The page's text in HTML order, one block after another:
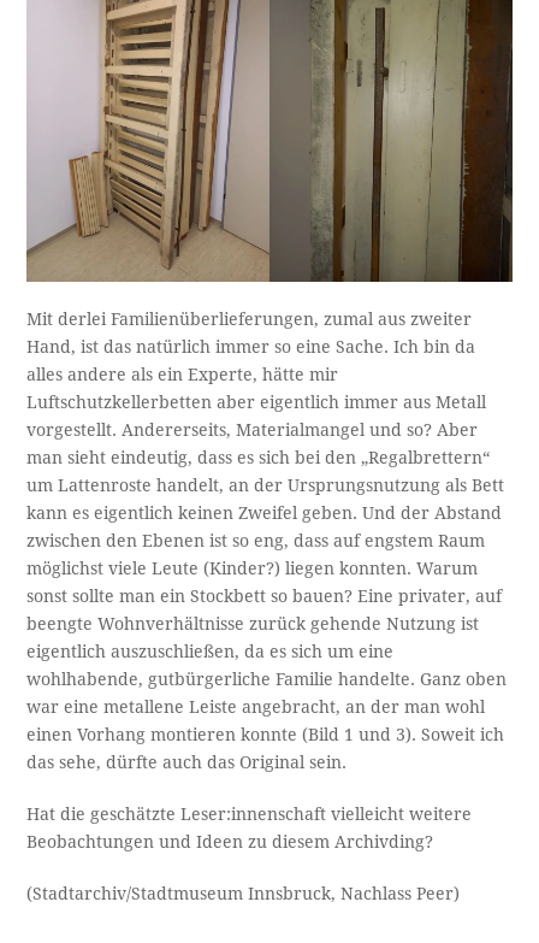
Mit derlei Familienüberlieferungen, zumal aus zweiter
Hand, ist das natürlich immer so eine Sache. Ich bin da
alles andere als ein Experte, hätte mir
Luftschutzkellerbetten aber eigentlich immer aus Metall
vorgestellt. Andererseits, Materialmangel und so? Aber
man sieht eindeutig, dass es sich bei den „Regalbrettern“
um Lattenroste handelt, an der Ursprungsnutzung als Bett
kann es eigentlich keinen Zweifel geben. Und der Abstand
zwischen den Ebenen ist so eng, dass auf engstem Raum
möglichst viele Leute (Kinder?) liegen konnten. Warum
sonst sollte man ein Stockbett so bauen? Eine privater, auf
beengte Wohnverhältnisse zurück gehende Nutzung ist
eigentlich auszuschließen, da es sich um eine
wohlhabende, gutbürgerliche Familie handelte. Ganz oben
war eine metallene Leiste angebracht, an der man wohl
einen Vorhang montieren konnte (Bild 1 und 3). Soweit ich
das sehe, dürfte auch das Original sein.
Hat die geschätzte Leser:innenschaft vielleicht weitere
Beobachtungen und Ideen zu diesem Archivding?
(Stadtarchiv/Stadtmuseum Innsbruck, Nachlass Peer)